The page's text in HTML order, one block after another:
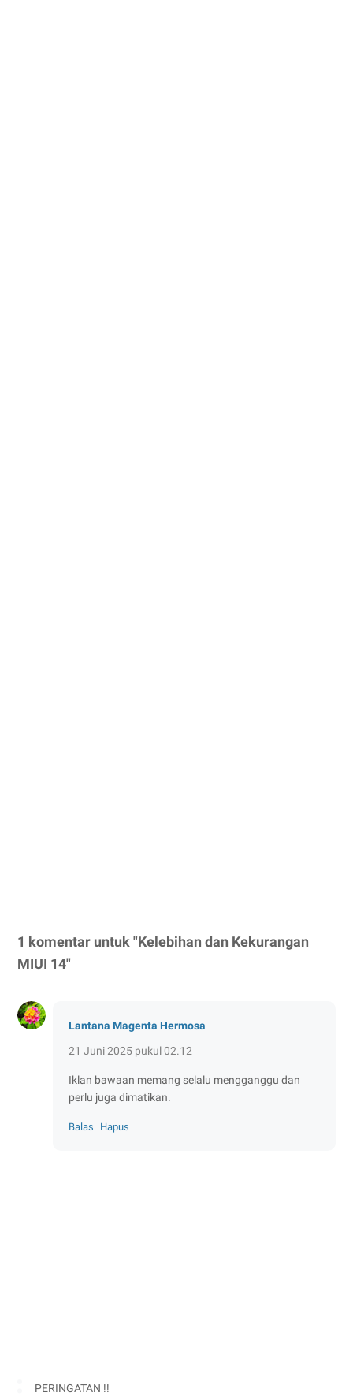
1 komentar untuk "Kelebihan dan Kekurangan
MIUI 14"
Lantana Magenta Hermosa
21 Juni 2025 pukul 02.12
Iklan bawaan memang selalu mengganggu dan
perlu juga dimatikan.
Balas Hapus
PERINGATAN !!